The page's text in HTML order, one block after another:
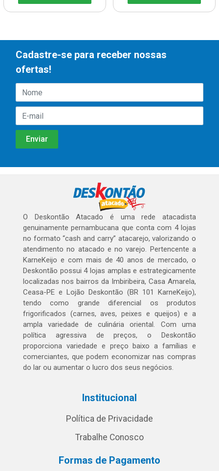
Cadastre-se para receber nossas
ofertas!
O Deskontão Atacado é uma rede atacadista
genuinamente pernambucana que conta com 4 lojas
no formato “cash and carry” atacarejo, valorizando o
atendimento no atacado e no varejo. Pertencente a
KarneKeijo e com mais de 40 anos de mercado, o
Deskontão possui 4 lojas amplas e estrategicamente
localizadas nos bairros da Imbiribeira, Casa Amarela,
Ceasa-PE e Lojão Deskontão (BR 101 KarneKeijo),
tendo como grande diferencial os produtos
frigorificados (carnes, aves, peixes e queijos) e a
ampla variedade de culinária oriental. Com uma
política agressiva de preços, o Deskontão
proporciona variedade e preço baixo a famílias e
comerciantes, que podem economizar nas compras
do lar ou aumentar o lucro dos seus negócios.
Institucional
Política de Privacidade
Trabalhe Conosco
Formas de Pagamento